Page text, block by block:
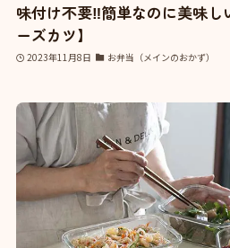
味付け不要‼簡単なのに美味
ーズカツ】
2023年11月8日 お弁当（メインのおかず）